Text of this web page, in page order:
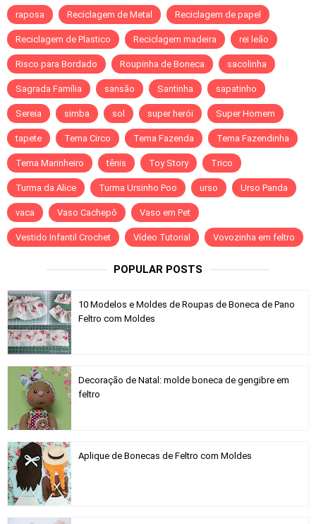
raposa Reciclagem de Metal Reciclagem de papel
Reciclagem de Plastico Reciclagem madeira rei leão
Risco para Bordado Roupinha de Boneca sacolinha
Sagrada Família sansão Santinha sapatinho
Sereia simba sol super herói Super Homem
tapete Tema Circo Tema Fazenda Tema Fazendinha
Tema Marinheiro tênis Toy Story Trico
Turma da Alice Turma Ursinho Poo urso Urso Panda
vaca Vaso Cachepô Vaso em Pet
Vestido Infantil Crochet Vídeo Tutorial Vovozinha em feltro
POPULAR POSTS
10 Modelos e Moldes de Roupas de Boneca de Pano
Feltro com Moldes
Decoração de Natal: molde boneca de gengibre em
feltro
Aplique de Bonecas de Feltro com Moldes